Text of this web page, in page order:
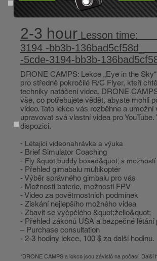
2-3 hour Lesson time:
3194 -bb3b-
-5cde-3194-bb3b-
DRONE CAMPS: Lekce „Eye in the
pro středně pokročilé R/C Flyer, kteří
techniky natáčení videa. DRONE
vše, co potřebujete vědět, abyste mohli
video. Tato lekce vás rozběhne a
upravovat svá vlastní videa pro
dispozici.
- Létající videonahrávka a výuka
- Brief Simulator Coaching
- Fly &quot;buddy boxed&quot; s
- Přehled gimabalu multikoptér
- Výběr správného gimbalu pro vás
- Možnosti baterie, možnosti FPV
- Video za povětrnostních podmínek
- Získání nejlepšího možného videa
- Zbavit se vyčpělého &quot;žello&quot;
- Přehled zákonů USA a bezpečné létání
– Purchase consultation
- 2-3 hodiny lekce, 100 $ za další hodinu.
*DRONE CAMPS a lekce jsou závislé na počasí. Další